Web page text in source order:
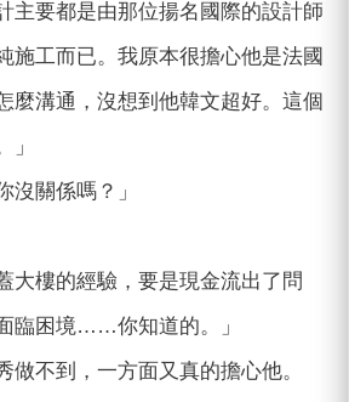
主要都是由那位揚名國際的設計師
施工而已。我原本很擔心他是法國
麼溝通，沒想到他韓文超好。這個
」
沒關係嗎？」
大樓的經驗，要是現金流出了問
臨困境……你知道的。」
做不到，一方面又真的擔心他。